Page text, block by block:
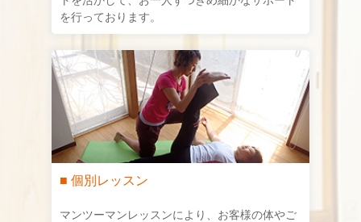
を行っております。
■ 個別レッスン
マンツーマンレッスンにより、お客様の体やご